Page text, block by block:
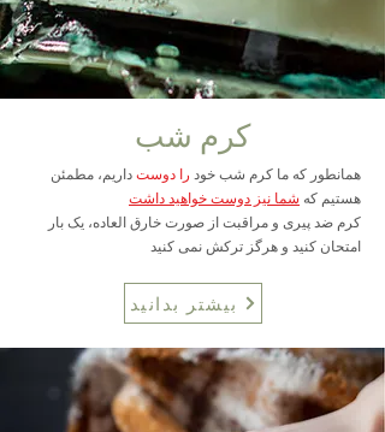
کرم شب
همانطور که ما کرم شب خود را دوست داریم، مطمئن
هستیم که شما نیز دوست خواهید داشت
کرم ضد پیری و مراقبت از صورت خارق العاده، یک بار
امتحان کنید و هرگز ترکش نمی کنید
بیشتر بدانید